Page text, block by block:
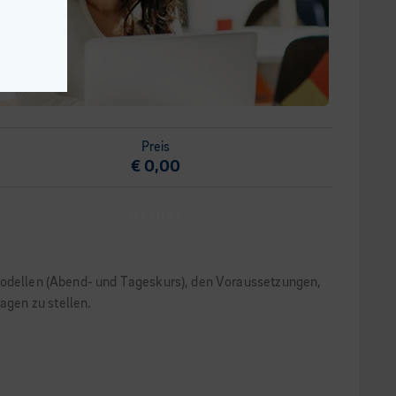
Preis
€ 0,00
(Abend- und Tageskurs), den Voraussetzungen,
zu stellen.